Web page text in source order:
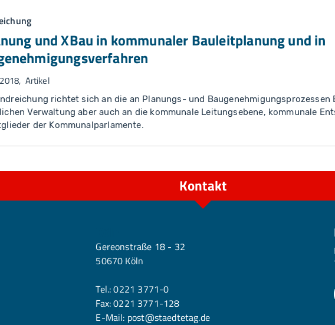
und XBau in kommunaler Bauleitplanung und in
Artikel
richtet sich an die an Planungs- und Baugenehmigungsprozessen
Verwaltung aber auch an die kommunale Leitungsebene, kommunale
der Kommunalparlamente.
Kontakt
Gereonstraße 18 - 32
50670 Köln
Tel.:0221 3771-0
Fax: 0221 3771-128
E-Mail: post@staedtetag.de